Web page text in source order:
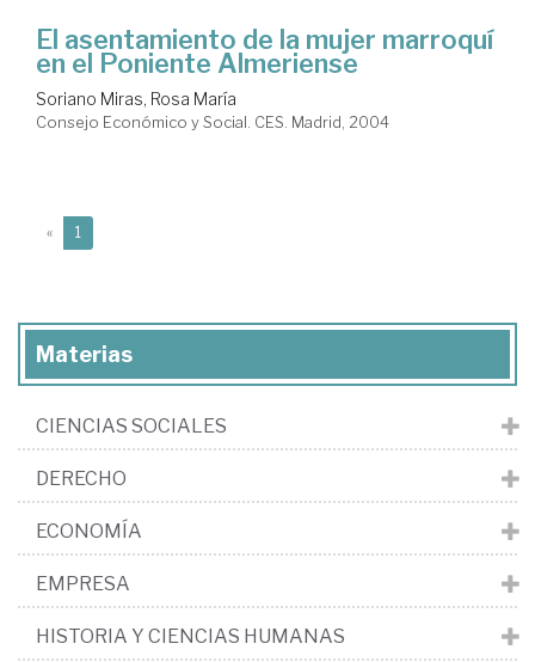
El asentamiento de la mujer marroquí
en el Poniente Almeriense
Soriano Miras, Rosa María
Consejo Económico y Social. CES. Madrid, 2004
« 1
Materias
CIENCIAS SOCIALES
DERECHO
ECONOMÍA
EMPRESA
HISTORIA Y CIENCIAS HUMANAS